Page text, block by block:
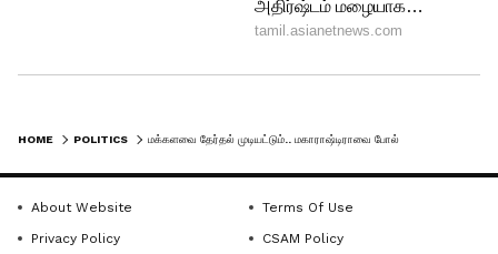
HOME POLITICS
About Website
Terms Of Use
Privacy Policy
CSAM Policy